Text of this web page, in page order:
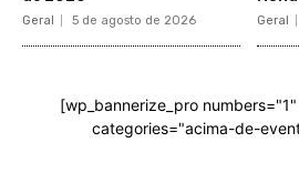
Geral 5 de agosto de 2026 Geral
[wp_bannerize_pro
categories="acima-de-